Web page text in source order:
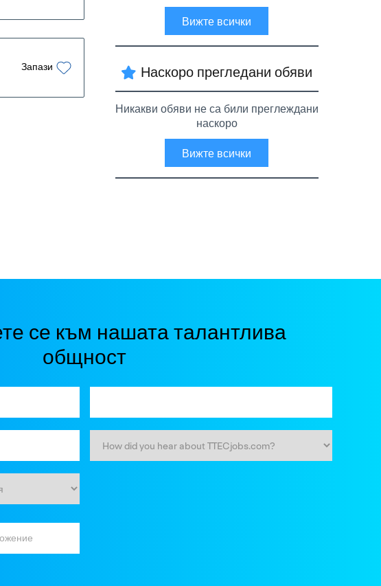
Запази
Вижте всички
Наскоро прегледани обяви
Никакви обяви не са били преглеждани
наскоро
Вижте всички
се към нашата талантлива
общност